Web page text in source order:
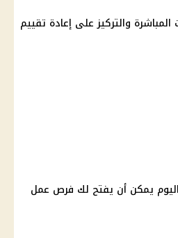
والتركيز على إعادة تقييم
اليوم يمكن أن يفتح لك فرص عمل